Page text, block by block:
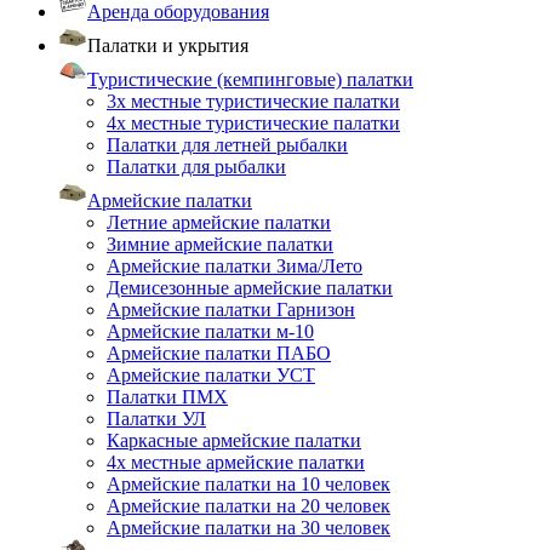
Аренда оборудования
Палатки и укрытия
Туристические (кемпинговые) палатки
3х местные туристические палатки
4х местные туристические палатки
Палатки для летней рыбалки
Палатки для рыбалки
Армейские палатки
Летние армейские палатки
Зимние армейские палатки
Армейские палатки Зима/Лето
Демисезонные армейские палатки
Армейские палатки Гарнизон
Армейские палатки м-10
Армейские палатки ПАБО
Армейские палатки УСТ
Палатки ПМХ
Палатки УЛ
Каркасные армейские палатки
4х местные армейские палатки
Армейские палатки на 10 человек
Армейские палатки на 20 человек
Армейские палатки на 30 человек